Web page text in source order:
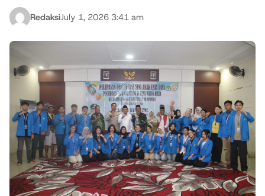
RedaksiJuly 1, 2026 3:41 am